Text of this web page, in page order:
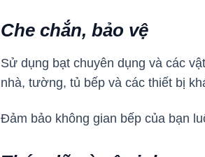
Che chắn, bảo vệ
Sử dụng bạt chuyên dụng và các
nhà, tường, tủ bếp và các thiết bị
Đảm bảo không gian bếp của bạn